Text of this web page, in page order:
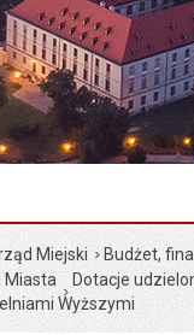
Miejski
Budżet,
Miasta
Dotacje
Wyższymi